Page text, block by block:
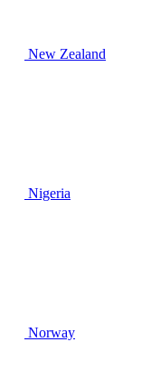
New Zealand
Nigeria
Norway